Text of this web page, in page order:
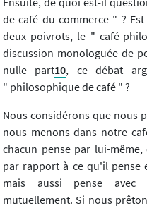
de café du commerce " ?
deux poivrots, le " café-
discussion monologuée de
nulle part10, ce débat
" philosophique de café " ?
Nous considérons que nous
nous menons dans notre
chacun pense par lui-
par rapport à ce qu'il pense
mais aussi pense avec
mutuellement. Si nous